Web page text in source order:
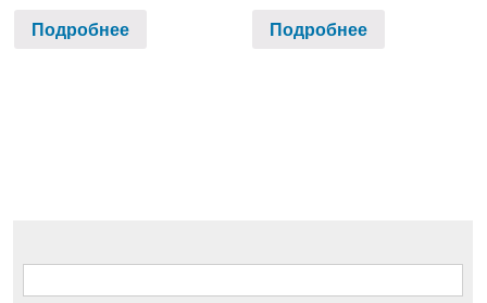
Подробнее Подробнее
Найти: